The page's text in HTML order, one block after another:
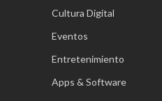
Cultura Digital
Eventos
Entretenimiento
Apps & Software